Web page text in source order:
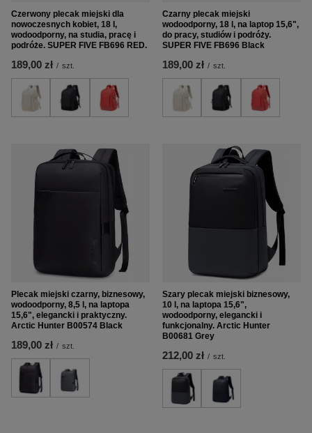
Czerwony plecak miejski dla
nowoczesnych kobiet, 18 l,
wodoodporny, na studia, pracę i
podróże. SUPER FIVE FB696 RED.
189,00 zł / szt.
Czarny plecak miejski
wodoodporny, 18 l, na laptop 15,6",
do pracy, studiów i podróży.
SUPER FIVE FB696 Black
189,00 zł / szt.
Plecak miejski czarny, biznesowy,
wodoodporny, 8,5 l, na laptopa
15,6", elegancki i praktyczny.
Arctic Hunter B00574 Black
189,00 zł / szt.
Szary plecak miejski biznesowy,
10 l, na laptopa 15,6",
wodoodporny, elegancki i
funkcjonalny. Arctic Hunter
B00681 Grey
212,00 zł / szt.